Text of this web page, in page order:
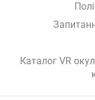
Каталог VR